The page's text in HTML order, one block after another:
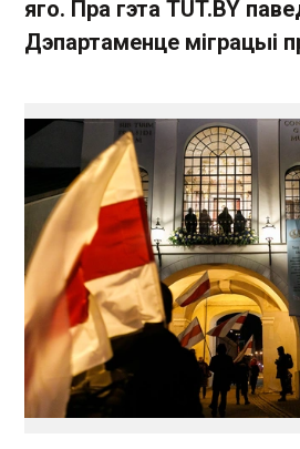
яго. Пра гэта TUT.BY
Дэпартаменце міграцыі